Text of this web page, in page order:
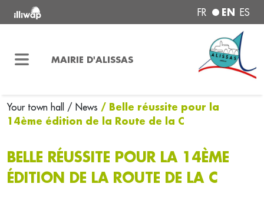
FR EN ES
MAIRIE D'ALISSAS
Your town hall / News / Belle réussite pour la
14ème édition de la Route de la C
BELLE RÉUSSITE POUR LA 14ÈME
ÉDITION DE LA ROUTE DE LA C